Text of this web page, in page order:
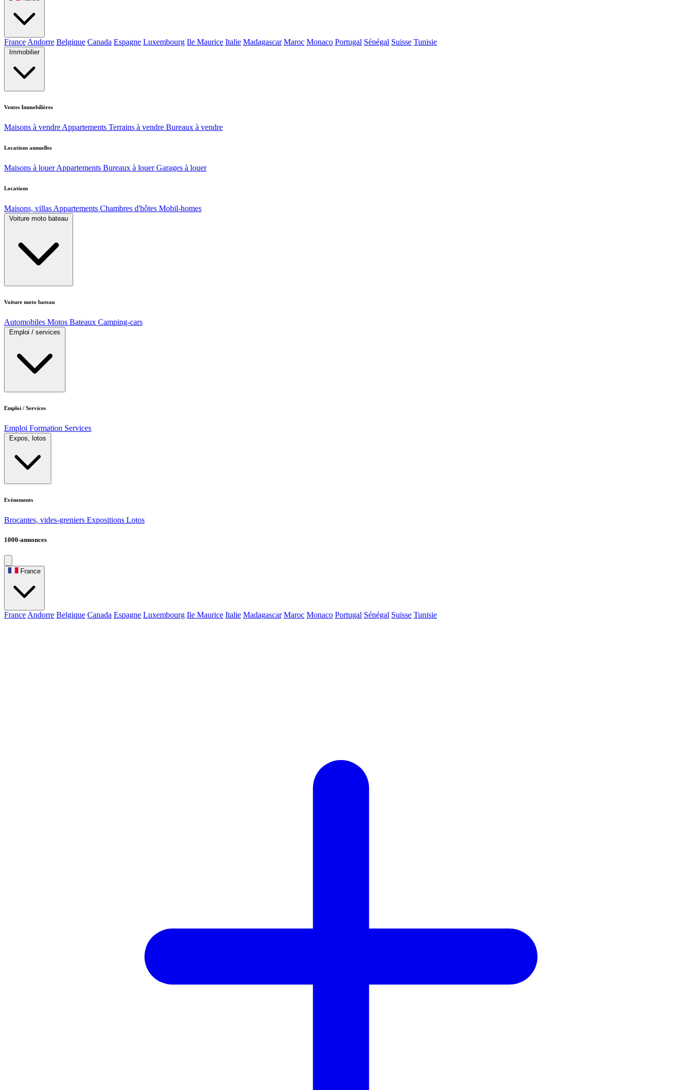
France Andorre Belgique Canada Espagne Luxembourg Ile Maurice Italie Madagascar Maroc Monaco Portugal Sénégal Suisse Tunisie
Immobilier
Ventes Immobilières
Maisons à vendre Appartements Terrains à vendre Bureaux à vendre
Locations annuelles
Maisons à louer Appartements Bureaux à louer Garages à louer
Locations
Maisons, villas Appartements Chambres d'hôtes Mobil-homes
Voiture moto bateau
Voiture moto bateau
Automobiles Motos Bateaux Camping-cars
Emploi / services
Emploi / Services
Emploi Formation Services
Expos, lotos
Evènements
Brocantes, vides-greniers Expositions Lotos
1000-annonces
France
France Andorre Belgique Canada Espagne Luxembourg Ile Maurice Italie Madagascar Maroc Monaco Portugal Sénégal Suisse Tunisie